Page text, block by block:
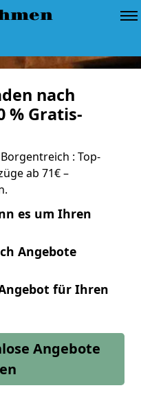
nach
% Gratis-
: Top-
ab 71€ –
es um Ihren
Angebote
für Ihren
Angebote